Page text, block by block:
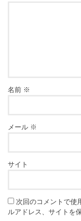
名前 ※
メール ※
サイト
次回のコメントで使
ルアドレス、サイトを